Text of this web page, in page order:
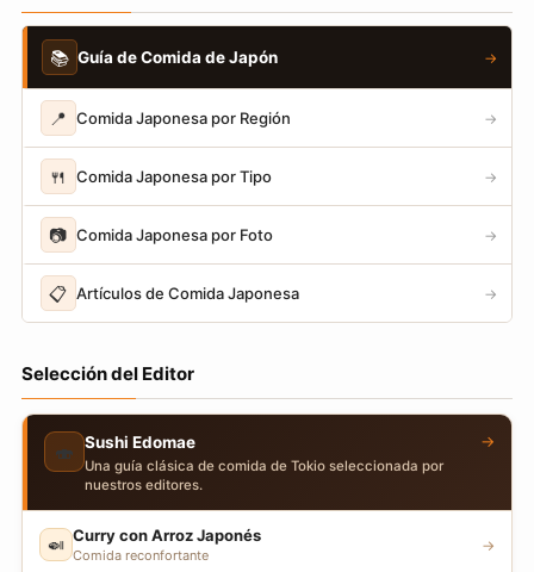
📚 Guía de Comida de Japón →
📍 Comida Japonesa por Región →
🍴 Comida Japonesa por Tipo →
📷 Comida Japonesa por Foto →
📋 Artículos de Comida Japonesa →
Selección del Editor
🍣 Sushi Edomae
Una guía clásica de comida de Tokio seleccionada por
nuestros editores.
→
🍛 Curry con Arroz Japonés
Comida reconfortante
→